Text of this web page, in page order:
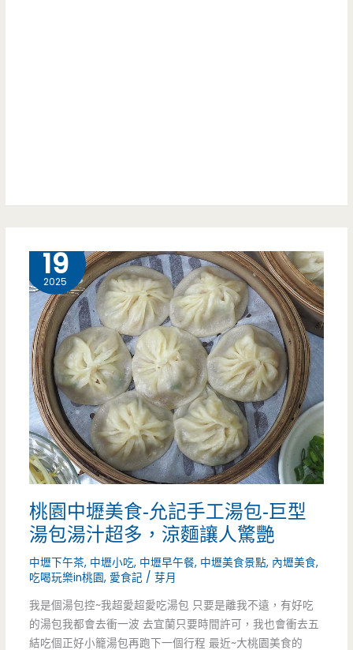
菜
盒
是
要
那
裡
找
壢
焢
肉
飯，
還
沒
開
門
就
一
堆
人
在
19
2025
桃園中壢美食-允記手工湯包-巨型
湯包湯汁超多，涼麵讓人驚艷
中壢下午茶, 中壢小吃, 中壢早午餐, 中壢美食景點, 內壢美食,
吃喝玩樂in桃園, 愛食記 /芽月
我是個湯包控~我超愛超愛吃湯包 只要是離我不遠，有好吃
的湯包我都會去衝一波 去宜蘭只要時間許可，我也會衝去五
結吃個正好小籠湯包再跑下一個行程 最近~大桃園美食的